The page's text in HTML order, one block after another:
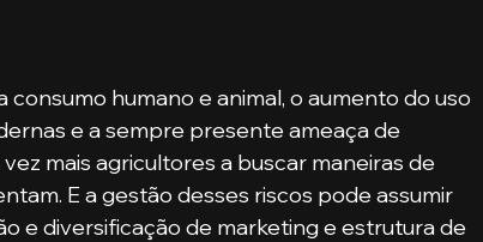
e a sempre presente ameaça de
mais agricultores a buscar maneiras de
E a gestão desses riscos pode assumir
e diversificação de marketing e estrutura de